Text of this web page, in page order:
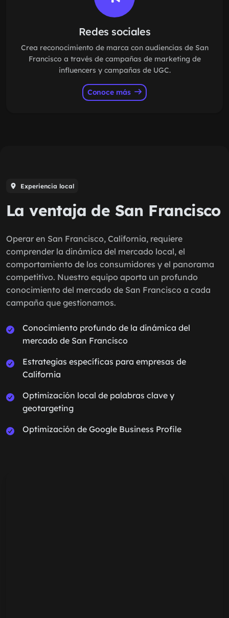
Redes sociales
Crea reconocimiento de marca con audiencias de San
Francisco a través de campañas de marketing de
influencers y campañas de UGC.
Conoce más
Experiencia local
La ventaja de San Francisco
Operar en San Francisco, California, requiere
comprender la dinámica del mercado local, el
comportamiento de los consumidores y el panorama
competitivo. Nuestro equipo aporta un profundo
conocimiento del mercado de San Francisco a cada
campaña que gestionamos.
Conocimiento profundo de la dinámica del
mercado de San Francisco
Estrategias específicas para empresas de
California
Optimización local de palabras clave y
geotargeting
Optimización de Google Business Profile